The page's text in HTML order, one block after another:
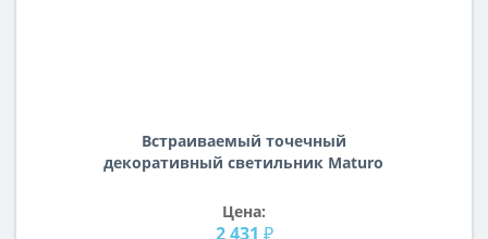
Встраиваемый точечный
декоративный светильник Maturo
Цена:
2 431 ₽